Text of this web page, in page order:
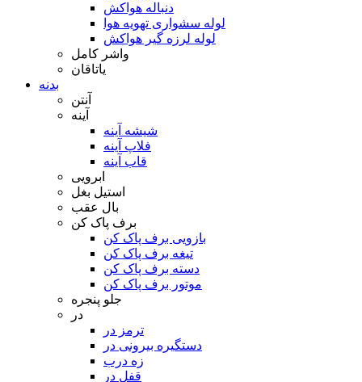
دنباله هواکش
لوله سشواری تهویه هوا
لوله لرزه گیر هواکش
واشر کامل
یاتاقان
بدنه
آنتن
آینه
شیشه آینه
فلاپ آینه
قاب آینه
ابرویی
استیل بغل
بال عقب
برف پاک کن
بازویی برف پاک کن
تیغه برف پاک کن
دسته برف پاک کن
موتور برف پاک کن
جلو پنجره
در
ترمز در
دستگیره بیرونی در
زه درب
قفل در